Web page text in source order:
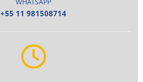
+55 11 981508714